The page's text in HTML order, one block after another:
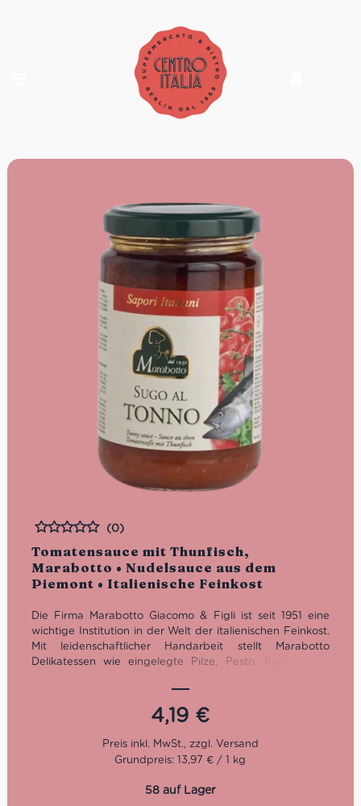
Tomatensauce mit Thunfisch,
Marabotto • Nudelsauce aus dem
Piemont • Italienische Feinkost
Bewertet
(0)
Die Firma Marabotto Giacomo & Figli ist seit 1951 eine
wichtige Institution in der Welt der italienischen Feinkost.
Mit leidenschaftlicher Handarbeit stellt Marabotto
Delikatessen wie eingelegte Pilze, Pesto, Pasta, Sugo
Tomatensauce mit Thunfisch erfreut sich größter
Nun in dritter Generation geführt, steht der Auswahl von
hochwertigen sowie natürlichen Zutaten im Vordergrund.
Denn nur mit dem Auge für erstklassige Qualität kann
der hohe Anspruch über eine so lange Zeitspanne erfüllt
werden. Dafür setzt man bei Marabotto ganz bewusst
4,19 €
Grundpreis: 13,97 € / 1 kg
58 auf Lager